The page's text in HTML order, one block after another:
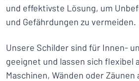
und effektivste Lösung, um
und Gefährdungen zu vermeiden.
Unsere Schilder sind für Innen-
geeignet und lassen sich flexibel
Maschinen, Wänden oder